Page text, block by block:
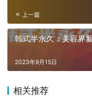
上一篇
韩式半永久：美容界
2023年9月15日
相关推荐